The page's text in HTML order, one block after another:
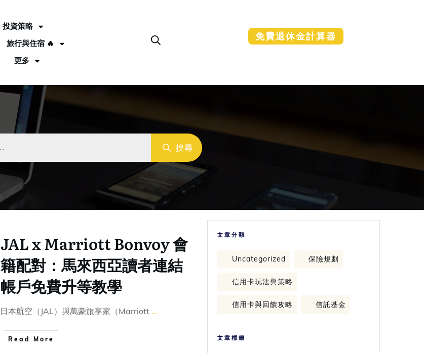
投資策略
旅行與住宿 🔥
更多
免費退休金計算器
搜尋
JAL x Marriott Bonvoy 會
籍配對：馬來西亞讀者連結
帳戶免費升等教學
日本航空（JAL）與萬豪旅享家（Marriott ...
Read More
文章分類
Uncategorized 保險規劃
信用卡玩法與策略
信用卡與回饋攻略 信託基金
文章標籤